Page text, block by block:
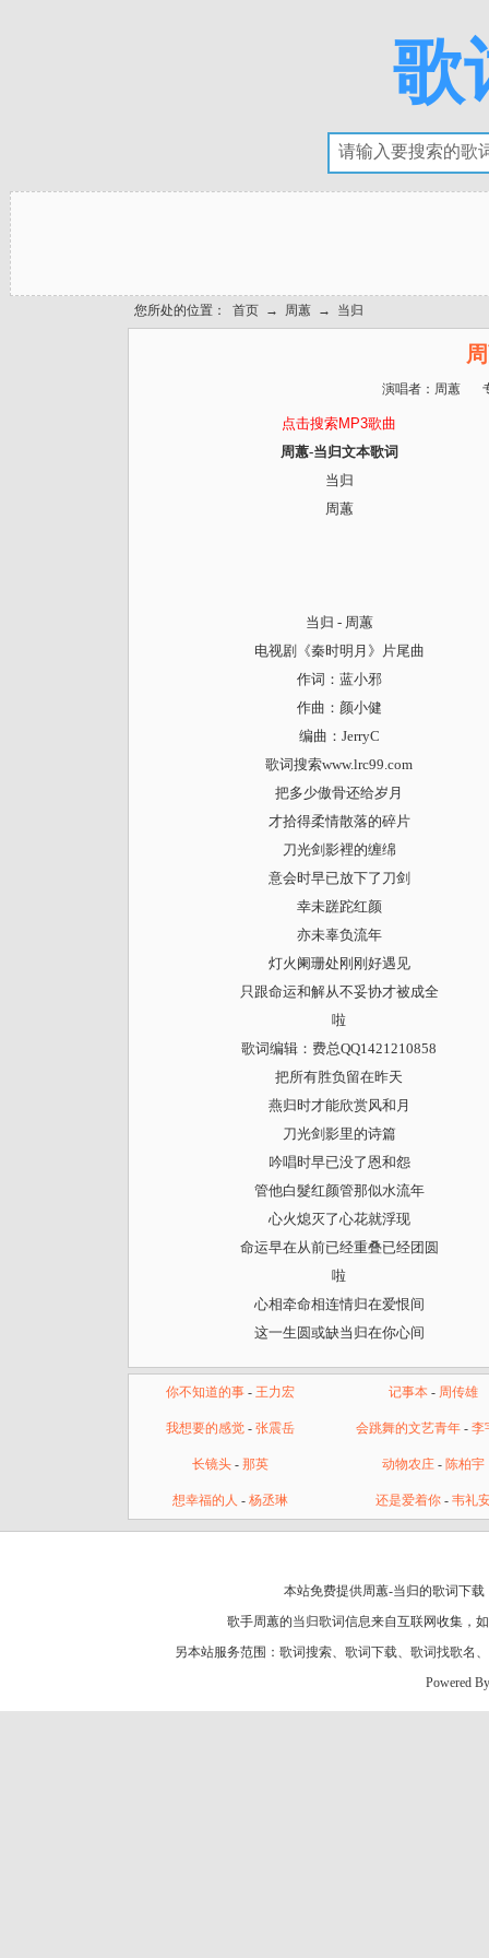
歌
您所处的位置： 首页 → 周蕙 → 当归
演唱者： 周蕙
点击搜索MP3歌曲
周蕙-当归文本歌词
当归
周蕙
当归 - 周蕙
电视剧《秦时明月》片尾曲
作词：蓝小邪
作曲：颜小健
编曲：JerryC
歌词搜索www.lrc99.com
把多少傲骨还给岁月
才拾得柔情散落的碎片
刀光剑影裡的缠绵
意会时早已放下了刀剑
幸未蹉跎红颜
亦未辜负流年
灯火阑珊处刚刚好遇见
只跟命运和解从不妥协才被成全
啦
歌词编辑：费总QQ1421210858
把所有胜负留在昨天
燕归时才能欣赏风和月
刀光剑影里的诗篇
吟唱时早已没了恩和怨
管他白髮红颜管那似水流年
心火熄灭了心花就浮现
命运早在从前已经重叠已经团圆
啦
心相牵命相连情归在爱恨间
这一生圆或缺当归在你心间
你不知道的事- 王力宏 记事本- 周传雄
我想要的感觉- 张震岳 会跳舞的文艺青年- 李
长镜头- 那英 动物农庄- 陈柏宇
想幸福的人 - 杨丞琳 还是爱着你- 韦礼
本站免费提供周蕙-当归的歌词下
歌手周蕙的当归歌词信息来自互联网收集，
另本站服务范围： 歌词搜索、 歌词下载、 歌词找歌名 、
Powered